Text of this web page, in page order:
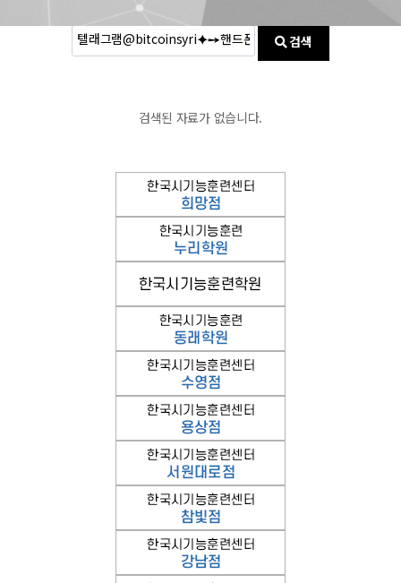
검색
검색된 자료가 없습니다.